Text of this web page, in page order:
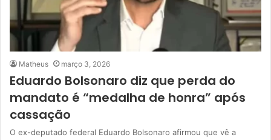
Matheus março 3, 2026
Eduardo Bolsonaro diz que perda do
mandato é “medalha de honra” após
cassação
O ex-deputado federal Eduardo Bolsonaro afirmou que vê a